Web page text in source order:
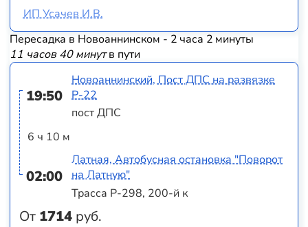
ИП Усачев И.В.
Пересадка в Новоаннинском - 2 часа 2 минуты
11 часов 40 минутв пути
19:50
6 ч 10 м
02:00
От 1714 руб.
Новоаннинский, Пост ДПС на развязке
Р-22
пост ДПС
Латная, Автобусная остановка "Поворот
на Латную"
Трасса Р-298, 200-й к